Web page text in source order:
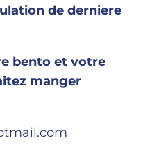
de derniere
bento et votre
manger